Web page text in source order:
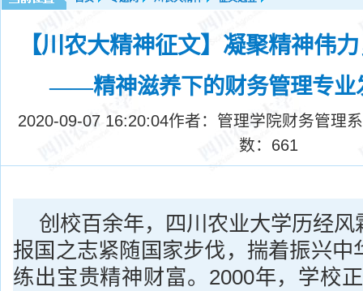
【川农大精神征文】凝聚精神伟
——精神滋养下的财务管理专业
2020-09-07 16:20:04作者：管理学院财务管理
数： 661
创校百余年，四川农业大学历经
报国之志紧随国家步伐，揣着振兴中
练出宝贵精神财富。2000年，学校